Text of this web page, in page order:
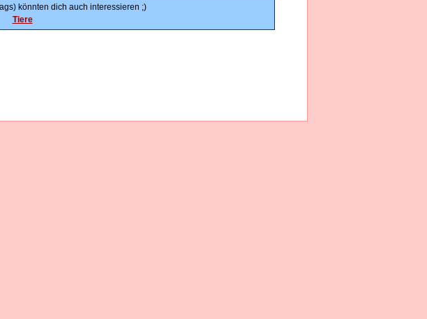
könnten dich auch interessieren ;)
Tiere